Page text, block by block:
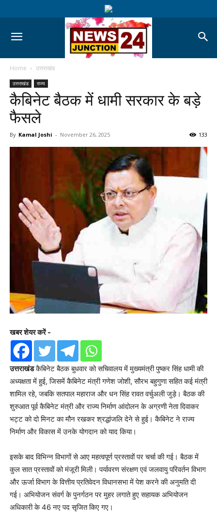
Home उत्तराखंड
उत्तराखंड राज्य
कैबिनेट बैठक में धामी सरकार के बड़े
फैसले
By Kamal Joshi - November 26, 2025 133
खबर शेयर करें -
उत्तराखंडकैबिनेट बैठक बुधवार को सचिवालय में मुख्यमंत्री पुष्कर सिंह धामी की
अध्यक्षता में हुई, जिसमें कैबिनेट मंत्री गणेश जोशी, सौरभ बहुगुणा सहित कई मंत्री
शामिल रहे, जबकि सतपाल महाराज और धन सिंह रावत वर्चुअली जुड़े। बैठक की
शुरुआत पूर्व कैबिनेट मंत्री और राज्य निर्माण आंदोलन के अग्रणी नेता दिवाकर
भट्ट को दो मिनट का मौन रखकर श्रद्धांजलि देने से हुई। कैबिनेट ने राज्य
निर्माण और विकास में उनके योगदान को याद किया।
इसके बाद विभिन्न विभागों से आए महत्वपूर्ण प्रस्तावों पर चर्चा की गई। बैठक में
कुल सात प्रस्तावों को मंजूरी मिली। पर्यावरण संरक्षण एवं जलवायु परिवर्तन विभाग
और ऊर्जा विभाग के वित्तीय प्रतिवेदन विधानसभा में पेश करने की अनुमति दी
गई। अभियोजन संवर्ग के पुनर्गठन पर मुहर लगाते हुए सहायक अभियोजन
अधिकारी के 46 नए पद सृजित किए गए।